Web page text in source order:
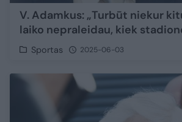
V. Adamkus: „Turbūt niekur
laiko nepraleidau, kiek
Sportas 2025-06-03